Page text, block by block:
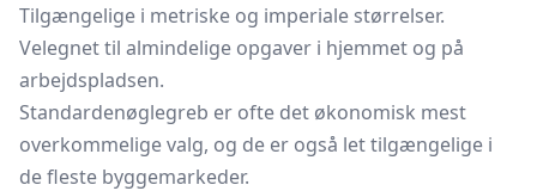
Tilgængelige i metriske og imperiale størrelser.
Velegnet til almindelige opgaver i hjemmet og på
arbejdspladsen.
Standardenøglegreb er ofte det økonomisk mest
overkommelige valg, og de er også let tilgængelige i
de fleste byggemarkeder.